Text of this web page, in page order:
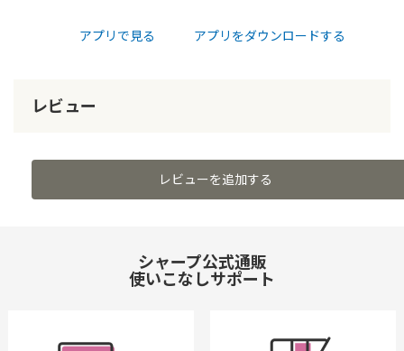
アプリで見る アプリをダウンロードする
レビュー
レビューを追加する
シャープ公式通販
使いこなしサポート